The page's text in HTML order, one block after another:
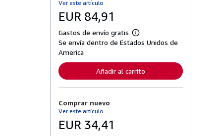
Ver este artículo
EUR 84,91
Gastos de envío gratis
M
á
f
o
r
Se envía dentro de Estados Unidos de
America
Añadir al carrito
Comprar nuevo
Ver este artículo
EUR 34,41